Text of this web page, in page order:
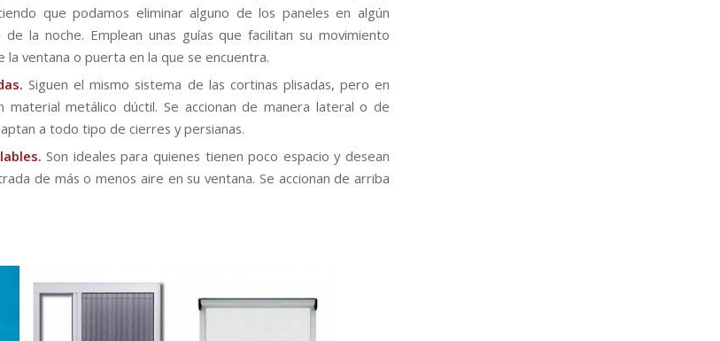
que podamos eliminar alguno de los paneles en algún
la noche. Emplean unas guías que facilitan su movimiento
la ventana o puerta en la que se encuentra.
Siguen el mismo sistema de las cortinas plisadas, pero en
material metálico dúctil. Se accionan de manera lateral o de
a todo tipo de cierres y persianas.
Son ideales para quienes tienen poco espacio y desean
de más o menos aire en su ventana. Se accionan de arriba